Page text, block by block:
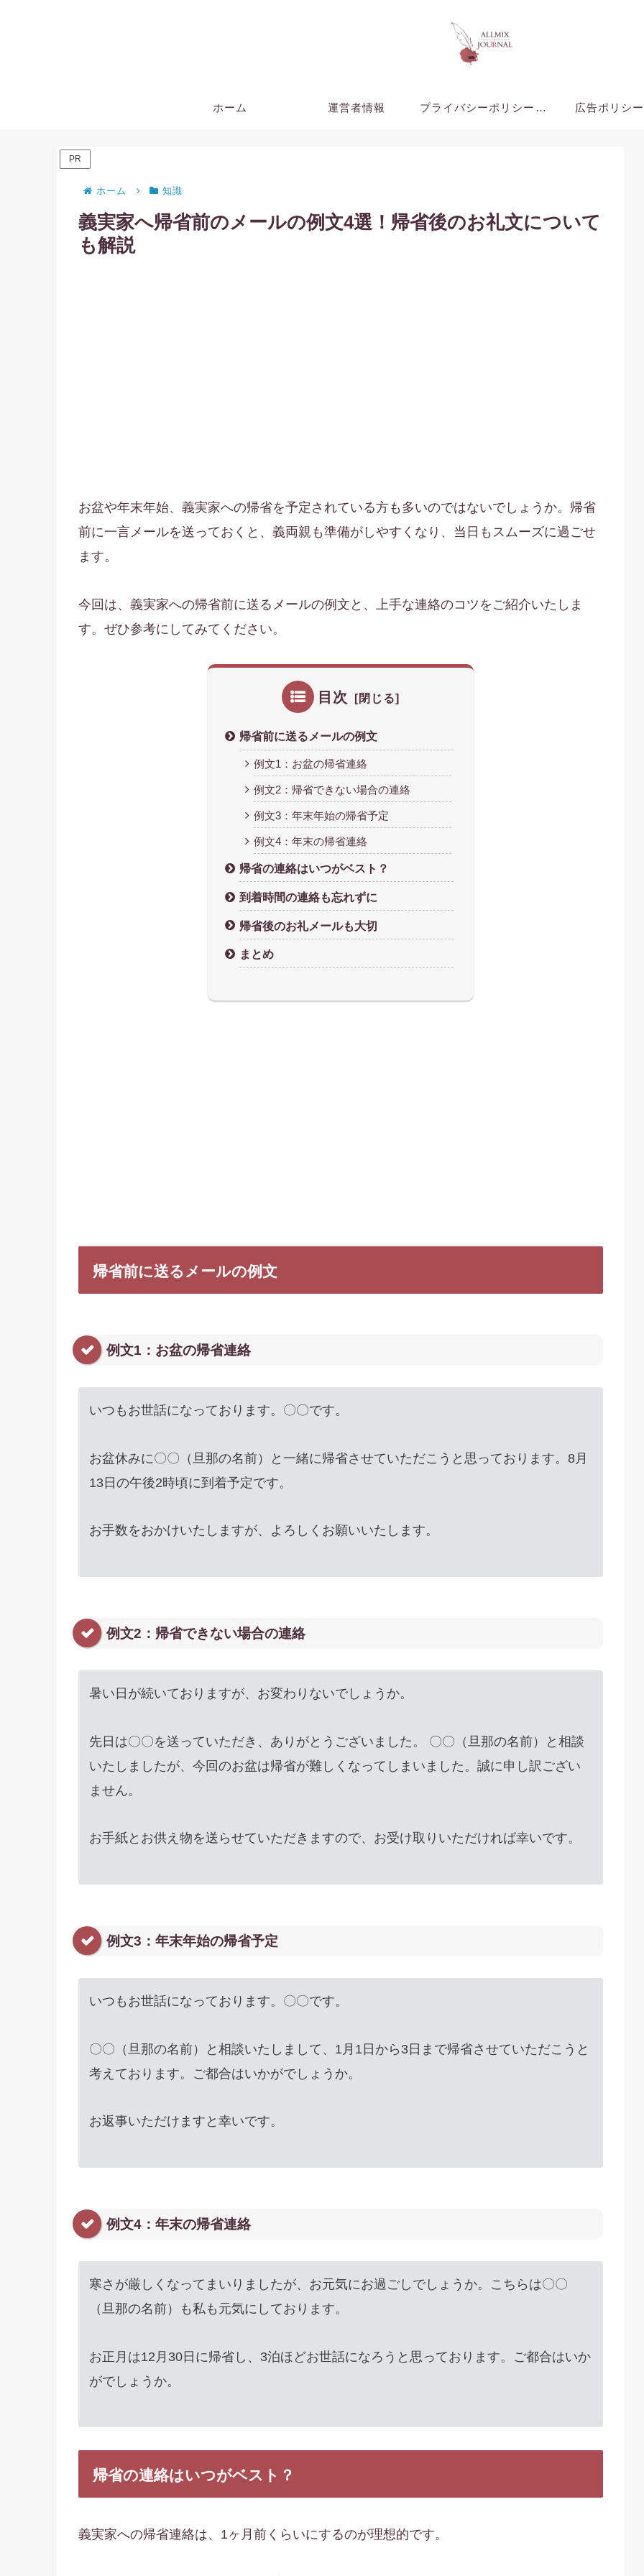
ホーム 運営者情報 プライバシーポリシー・免責事項 広告ポリシー
PR
ホーム 知識
義実家へ帰省前のメールの例文4選！帰省後のお礼文について
も解説
お盆や年末年始、義実家への帰省を予定されている方も多いのではないでしょうか。帰省
前に一言メールを送っておくと、義両親も準備がしやすくなり、当日もスムーズに過ごせ
ます。
今回は、義実家への帰省前に送るメールの例文と、上手な連絡のコツをご紹介いたしま
す。ぜひ参考にしてみてください。
目次
帰省前に送るメールの例文
例文1：お盆の帰省連絡
例文2：帰省できない場合の連絡
例文3：年末年始の帰省予定
例文4：年末の帰省連絡
帰省の連絡はいつがベスト？
到着時間の連絡も忘れずに
帰省後のお礼メールも大切
まとめ
帰省前に送るメールの例文
例文1：お盆の帰省連絡
いつもお世話になっております。〇〇です。
お盆休みに〇〇（旦那の名前）と一緒に帰省させていただこうと思っております。8月
13日の午後2時頃に到着予定です。
お手数をおかけいたしますが、よろしくお願いいたします。
例文2：帰省できない場合の連絡
暑い日が続いておりますが、お変わりないでしょうか。
先日は〇〇を送っていただき、ありがとうございました。 〇〇（旦那の名前）と相談
いたしましたが、今回のお盆は帰省が難しくなってしまいました。誠に申し訳ござい
ません。
お手紙とお供え物を送らせていただきますので、お受け取りいただければ幸いです。
例文3：年末年始の帰省予定
いつもお世話になっております。〇〇です。
〇〇（旦那の名前）と相談いたしまして、1月1日から3日まで帰省させていただこうと
考えております。ご都合はいかがでしょうか。
お返事いただけますと幸いです。
例文4：年末の帰省連絡
寒さが厳しくなってまいりましたが、お元気にお過ごしでしょうか。こちらは〇〇
（旦那の名前）も私も元気にしております。
お正月は12月30日に帰省し、3泊ほどお世話になろうと思っております。ご都合はいか
がでしょうか。
帰省の連絡はいつがベスト？
義実家への帰省連絡は、1ヶ月前くらいにするのが理想的です。